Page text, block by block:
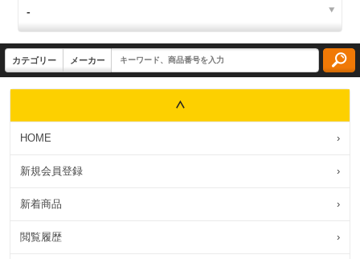
HOME ›
新規会員登録 ›
新着商品 ›
閲覧履歴 ›